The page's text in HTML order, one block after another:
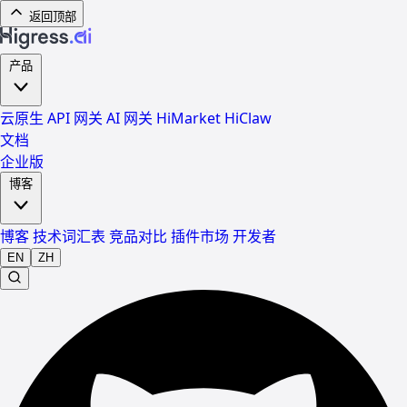
返回顶部
云原生 API 网关 AI 网关 HiMarket HiClaw
文档
企业版
博客技术词汇表 竞品对比 插件市场 开发者
EN ZH